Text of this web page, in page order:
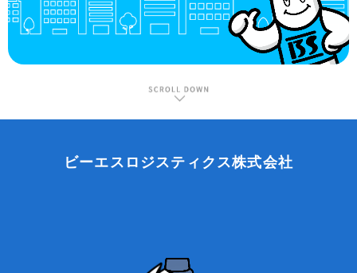
ビーエスロジスティクス株式会社